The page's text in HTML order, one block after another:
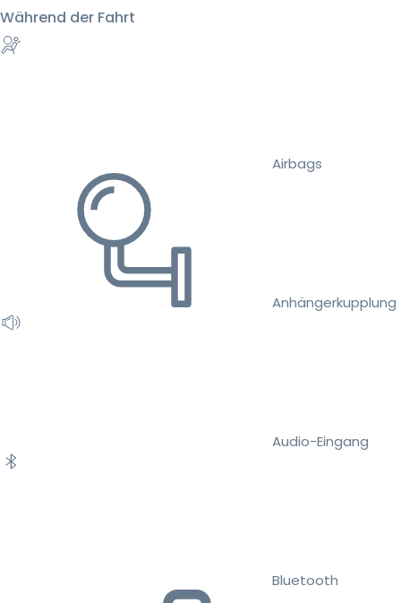
Während der Fahrt
Airbags
Anhängerkupplung
Audio-Eingang
Bluetooth